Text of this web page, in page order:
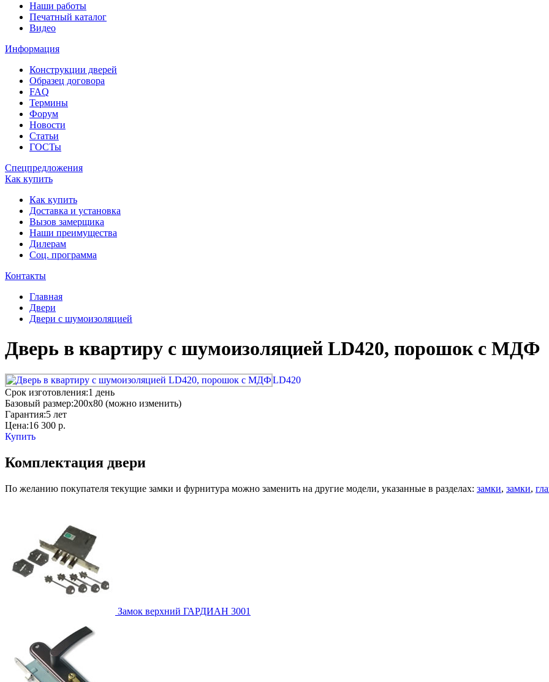
Наши работы
Печатный каталог
Видео
Информация
Конструкции дверей
Образец договора
FAQ
Термины
Форум
Новости
Статьи
ГОСТы
Спецпредложения
Как купить
Как купить
Доставка и установка
Вызов замерщика
Наши преимущества
Дилерам
Соц. программа
Контакты
Главная
Двери
Двери с шумоизоляцией
Дверь в квартиру с шумоизоляцией LD420, порошок с МДФ
LD420
Срок изготовления:1 день
Базовый размер:200x80 (можно изменить)
Гарантия:5 лет
Цена:16 300 р.
Купить
Комплектация двери
По желанию покупателя текущие замки и фурнитура можно заменить на другие модели, указанные в разделах: замки, замки,
Замок верхний ГАРДИАН 3001